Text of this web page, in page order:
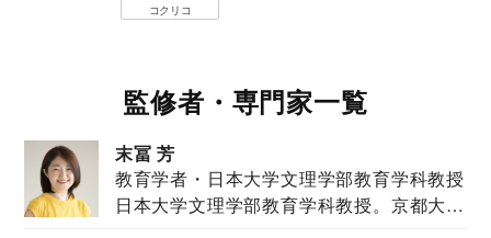
コクリコ
監修者・専門家一覧
末冨 芳
教育学者・日本大学文理学部教育学科教授
日本大学文理学部教育学科教授。京都大学